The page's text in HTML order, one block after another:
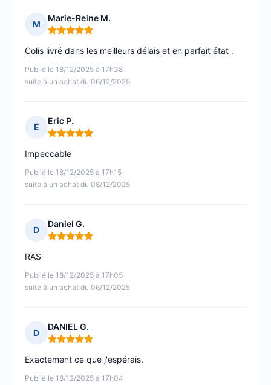
M
Marie-Reine M.
Note : 5 sur 5
Publié le 18/12/2025 à 17h38
suite à un achat du 06/12/2025
Colis livré dans les meilleurs délais et en parfait état .
E
Eric P.
Note : 5 sur 5
Publié le 18/12/2025 à 17h15
suite à un achat du 08/12/2025
Impeccable
D
Daniel G.
Note : 5 sur 5
Publié le 18/12/2025 à 17h05
suite à un achat du 06/12/2025
RAS
D
DANIEL G.
Note : 5 sur 5
Publié le 18/12/2025 à 17h04
Exactement ce que j'espérais.